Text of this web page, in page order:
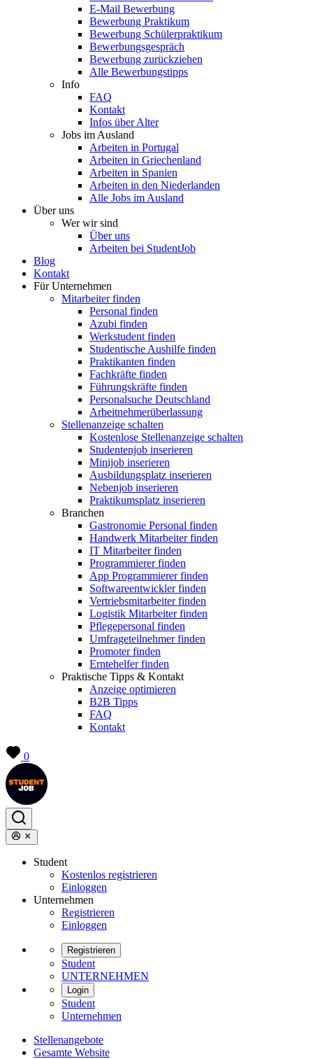
E-Mail Bewerbung
Bewerbung Praktikum
Bewerbung Schülerpraktikum
Bewerbungsgespräch
Bewerbung zurückziehen
Alle Bewerbungstipps
Info
FAQ
Kontakt
Infos über Alter
Jobs im Ausland
Arbeiten in Portugal
Arbeiten in Griechenland
Arbeiten in Spanien
Arbeiten in den Niederlanden
Alle Jobs im Ausland
Über uns
Wer wir sind
Über uns
Arbeiten bei StudentJob
Blog
Kontakt
Für Unternehmen
Mitarbeiter finden
Personal finden
Azubi finden
Werkstudent finden
Studentische Aushilfe finden
Praktikanten finden
Fachkräfte finden
Führungskräfte finden
Personalsuche Deutschland
Arbeitnehmerüberlassung
Stellenanzeige schalten
Kostenlose Stellenanzeige schalten
Studentenjob inserieren
Minijob inserieren
Ausbildungsplatz inserieren
Nebenjob inserieren
Praktikumsplatz inserieren
Branchen
Gastronomie Personal finden
Handwerk Mitarbeiter finden
IT Mitarbeiter finden
Programmierer finden
App Programmierer finden
Softwareentwickler finden
Vertriebsmitarbeiter finden
Logistik Mitarbeiter finden
Pflegepersonal finden
Umfrageteilnehmer finden
Promoter finden
Erntehelfer finden
Praktische Tipps & Kontakt
Anzeige optimieren
B2B Tipps
FAQ
Kontakt
0
Student
Kostenlos registrieren
Einloggen
Unternehmen
Registrieren
Einloggen
Registrieren
Student
UNTERNEHMEN
Login
Student
Unternehmen
Stellenangebote
Gesamte Website